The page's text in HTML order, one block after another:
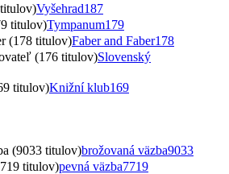
Vyšehrad187
titulov)Tympanum179
(178 titulov)Faber and Faber178
(176 titulov)Slovenský
titulov)Knižní klub169
(9033 titulov)brožovaná väzba9033
titulov)pevná väzba7719